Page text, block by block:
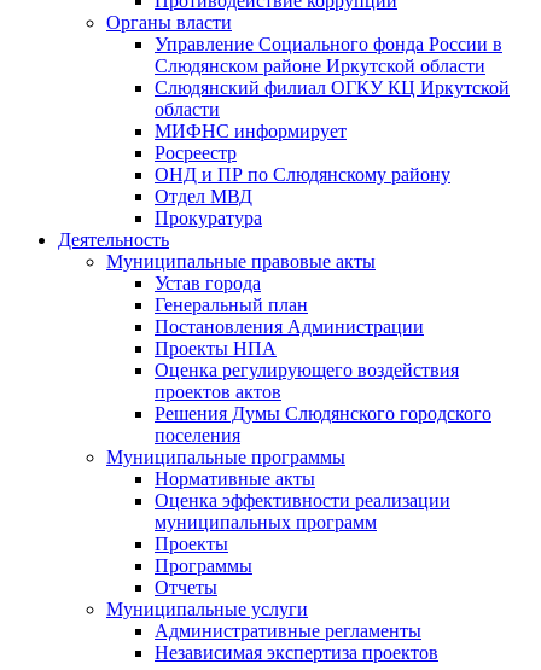
Органы власти
Управление Социального фонда России в
Слюдянском районе Иркутской области
Слюдянский филиал ОГКУ КЦ Иркутской
области
МИФНС информирует
Росреестр
ОНД и ПР по Слюдянскому району
Отдел МВД
Прокуратура
Деятельность
Муниципальные правовые акты
Устав города
Генеральный план
Постановления Администрации
Проекты НПА
Оценка регулирующего воздействия
проектов актов
Решения Думы Слюдянского городского
поселения
Муниципальные программы
Нормативные акты
Оценка эффективности реализации
муниципальных программ
Проекты
Программы
Отчеты
Муниципальные услуги
Административные регламенты
Независимая экспертиза проектов